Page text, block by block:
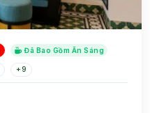
Đã Bao Gồm Ăn Sáng
+9